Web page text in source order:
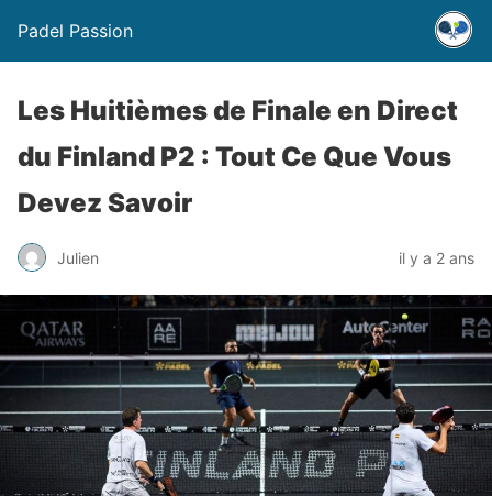
Padel Passion
Les Huitièmes de Finale en Direct
du Finland P2 : Tout Ce Que Vous
Devez Savoir
Julien il y a 2 ans